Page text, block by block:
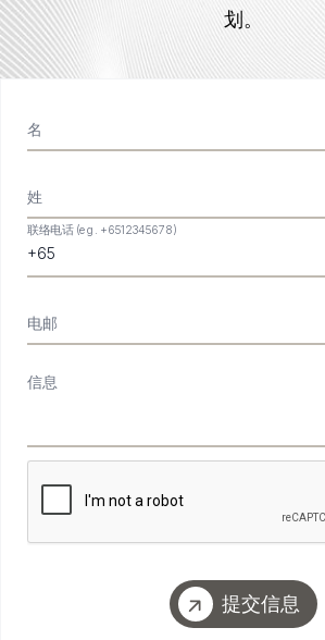
划。
名
姓
联络电话 (eg. +6512345678)
电邮
信息
提交信息